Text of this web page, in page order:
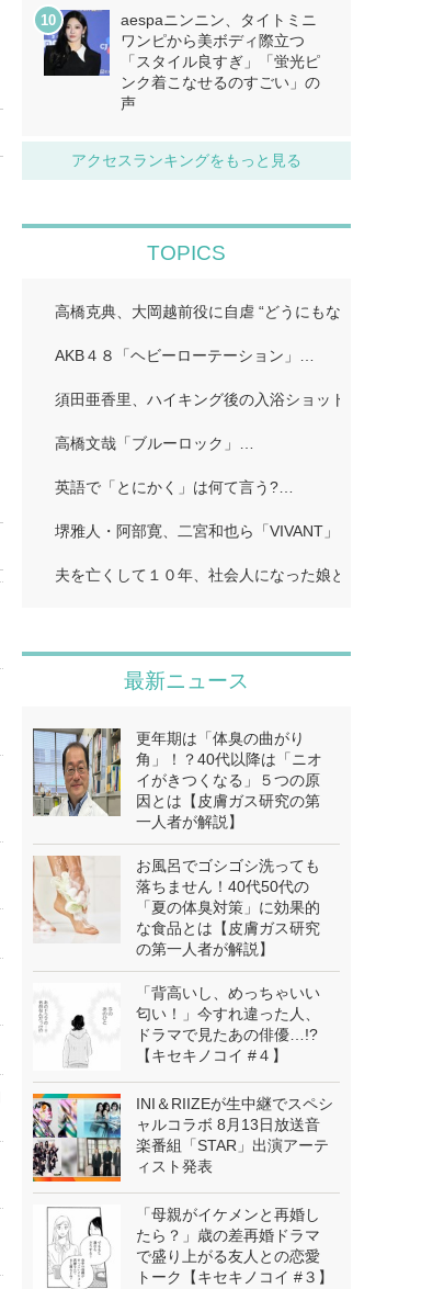
aespaニンニン、タイトミニ
ワンピから美ボディ際立つ
「スタイル良すぎ」「蛍光ピ
ンク着こなせるのすごい」の
声
アクセスランキングをもっと見る
TOPICS
高橋克典、大岡越前役に自虐 “どうにもならないポイ
AKB４８「ヘビーローテーション」…
須田亜香里、ハイキング後の入浴ショット公開「ドキ
高橋文哉「ブルーロック」…
英語で「とにかく」は何て言う?…
堺雅人・阿部寛、二宮和也ら「VIVANT」…
夫を亡くして１０年、社会人になった娘とふたり暮ら
最新ニュース
更年期は「体臭の曲がり
角」！？40代以降は「ニオ
イがきつくなる」５つの原
因とは【皮膚ガス研究の第
一人者が解説】
お風呂でゴシゴシ洗っても
落ちません！40代50代の
「夏の体臭対策」に効果的
な食品とは【皮膚ガス研究
の第一人者が解説】
「背高いし、めっちゃいい
匂い！」今すれ違った人、
ドラマで見たあの俳優…!?
【キセキノコイ #４】
INI＆RIIZEが生中継でスペシ
ャルコラボ 8月13日放送音
楽番組「STAR」出演アーテ
ィスト発表
「母親がイケメンと再婚し
たら？」歳の差再婚ドラマ
で盛り上がる友人との恋愛
トーク【キセキノコイ #３】